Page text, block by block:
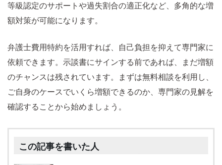
等級認定のサポートや過失割合の適正化など、多角的な増
額対策が可能になります。
弁護士費用特約を活用すれば、自己負担を抑えて専門家に
依頼できます。示談書にサインする前であれば、まだ増額
のチャンスは残されています。まずは無料相談を利用し、
ご自身のケースでいくら増額できるのか、専門家の見解を
確認することから始めましょう。
この記事を書いた人